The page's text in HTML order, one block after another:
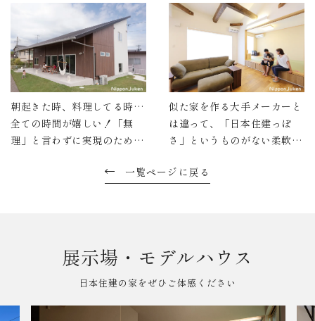
朝起きた時、料理してる時…
全ての時間が嬉しい！「無
理」と言わずに実現のために
似た家を作る大手メーカーと
は違って、「日本住建っぽ
さ」というものがない柔軟さ
一覧ページに戻る
展示場・モデルハウス
日本住建の家をぜひご体感ください